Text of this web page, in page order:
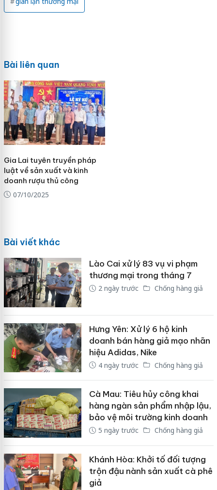
Bài liên quan
Gia Lai tuyên truyền pháp
luật về sản xuất và kinh
doanh rượu thủ công
07/10/2025
Bài viết khác
Lào Cai xử lý 83 vụ vi phạm
thương mại trong tháng 7
2 ngày trước Chống hàng giả
Hưng Yên: Xử lý 6 hộ kinh
doanh bán hàng giả mạo nhãn
hiệu Adidas, Nike
4 ngày trước Chống hàng giả
Cà Mau: Tiêu hủy công khai
hàng ngàn sản phẩm nhập lậu,
bảo vệ môi trường kinh doanh
5 ngày trước Chống hàng giả
Khánh Hòa: Khởi tố đối tượng
trộn đậu nành sản xuất cà phê
giả